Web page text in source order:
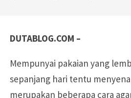
DUTABLOG.COM –
Mempunyai pakaian yang
sepanjang hari tentu
merupakan beberapa cara